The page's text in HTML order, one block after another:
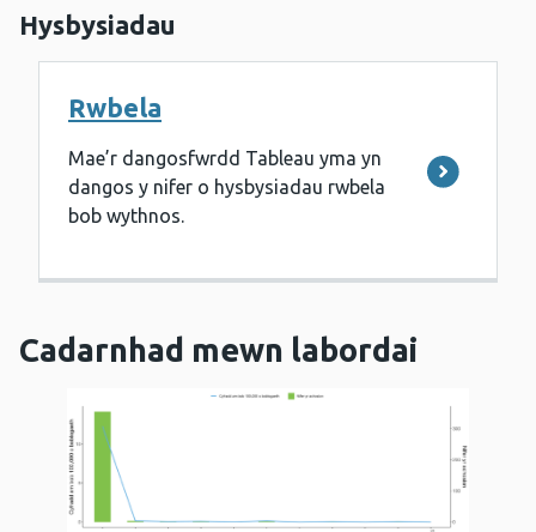
Hysbysiadau
Rwbela
Mae’r dangosfwrdd Tableau yma yn
dangos y nifer o hysbysiadau rwbela
bob wythnos.
Cadarnhad mewn labordai